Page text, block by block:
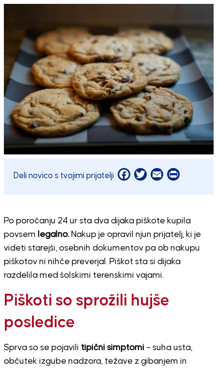
Deli novico s tvojimi prijatelji Facebook
Twitter
EmailPrint
Po poročanju 24 ur sta dva dijaka piškote kupila
povsem legalno.Nakup je opravil njun prijatelj, ki je
videti starejši, osebnih dokumentov pa ob nakupu
piškotov ni nihče preverjal. Piškot sta si dijaka
razdelila med šolskimi terenskimi vajami.
Piškoti so sprožili hujše
posledice
Sprva so se pojavili tipični simptomi – suha usta,
občutek izgube nadzora, težave z gibanjem in